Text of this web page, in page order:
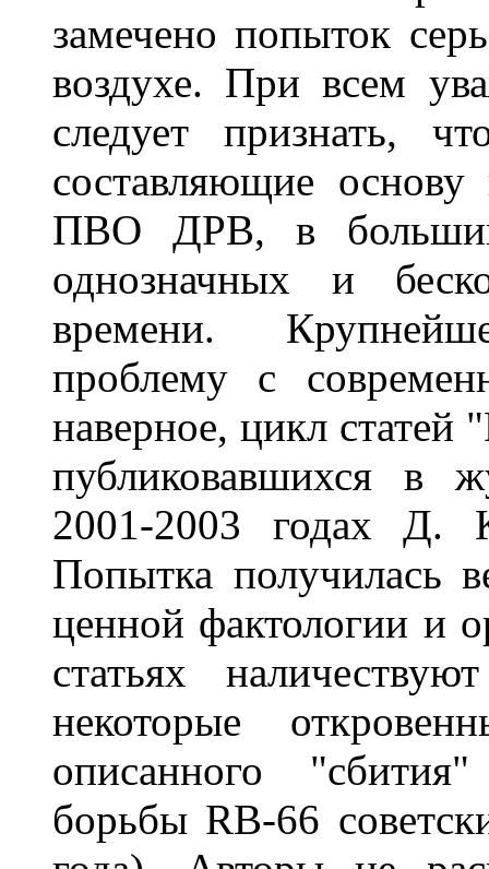
замечено попыток
воздухе. При всем
следует признать,
составляющие
ПВО ДРВ, в
однозначных и
времени.
проблему с
наверное, цикл статей
публиковавшихся в
2001-2003 годах Д.
Попытка получилась
ценной фактологии и
статьях
некоторые
описанного
борьбы RB-66